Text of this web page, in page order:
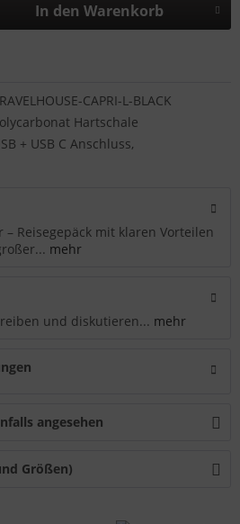
In den Warenkorb
CAPRI-L-BLACK
Hartschale
+ USB C Anschluss,
– Reisegepäck mit klaren Vorteilen
mehr
und diskutieren... mehr
angesehen
Größen)